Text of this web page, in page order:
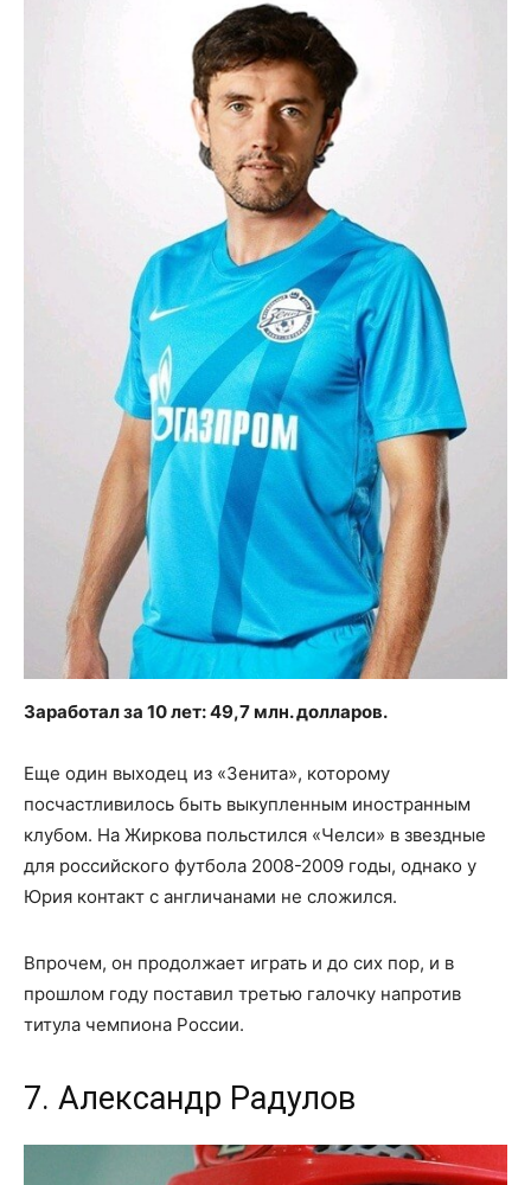
Заработал за 10 лет: 49,7 млн. долларов.
Еще один выходец из «Зенита», которому
посчастливилось быть выкупленным иностранным
клубом. На Жиркова польстился «Челси» в звездные
для российского футбола 2008-2009 годы, однако у
Юрия контакт с англичанами не сложился.
Впрочем, он продолжает играть и до сих пор, и в
прошлом году поставил третью галочку напротив
титула чемпиона России.
7. Александр Радулов